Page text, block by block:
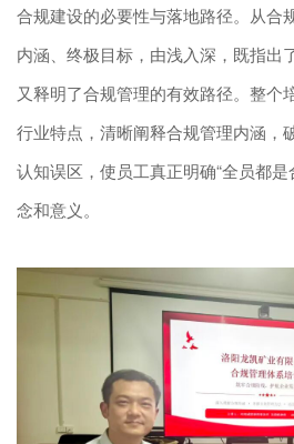
合规建设的必要性与落地路径。从合
内涵、终极目标，由浅入深，既指出
又释明了合规管理的有效路径。整个
行业特点，清晰阐释合规管理内涵，
认知误区，使员工真正明确“全员都
念和意义。